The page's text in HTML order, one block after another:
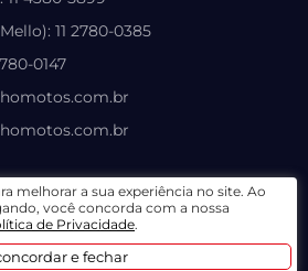
11 2780-0385
0147
melhorar a sua experiência no site. Ao
você concorda com a nossa
de Privacidade.
e fechar